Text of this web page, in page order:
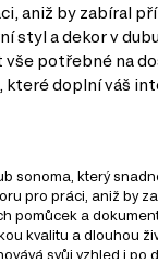
aniž by zabíral
styl a dekor v
potřebné na
které doplní váš
sonoma, který
pro práci, aniž by
pomůcek a
kvalitu a dlouhou
svůj vzhled i po